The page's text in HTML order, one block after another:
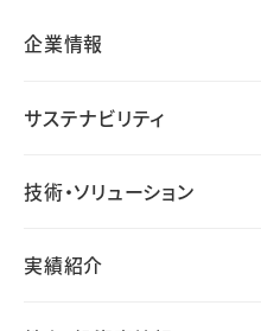
企業情報
サステナビリティ
技術・ソリューション
実績紹介